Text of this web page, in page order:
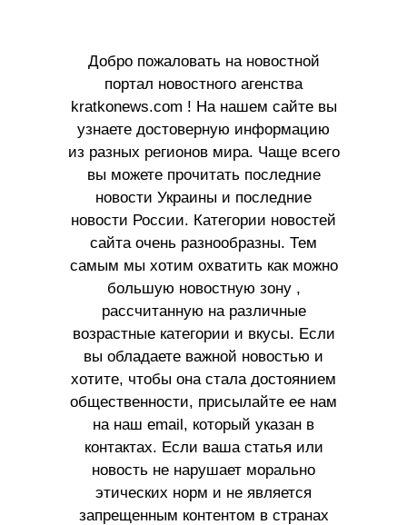
Добро пожаловать на новостной
портал новостного агенства
kratkonews.com ! На нашем сайте вы
узнаете достоверную информацию
из разных регионов мира. Чаще всего
вы можете прочитать последние
новости Украины и последние
новости России. Категории новостей
сайта очень разнообразны. Тем
самым мы хотим охватить как можно
большую новостную зону ,
рассчитанную на различные
возрастные категории и вкусы. Если
вы обладаете важной новостью и
хотите, чтобы она стала достоянием
общественности, присылайте ее нам
на наш email, который указан в
контактах. Если ваша статья или
новость не нарушает морально
этических норм и не является
запрещенным контентом в странах